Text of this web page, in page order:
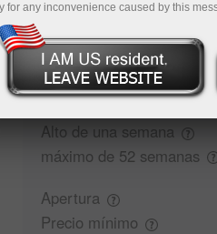
Comentarios de
Cierre
Alto de una semana
máximo de 52 semanas
Apertura
Precio mínimo
for any inconvenience caused by this